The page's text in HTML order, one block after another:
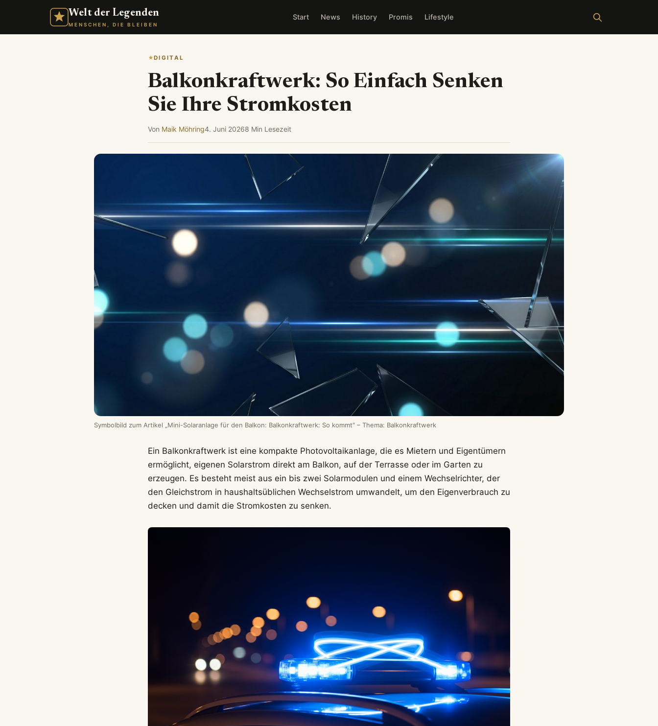
Welt der Legenden
MENSCHEN, DIE BLEIBEN
Start News History Promis Lifestyle
DIGITAL
Balkonkraftwerk: So Einfach Senken
Sie Ihre Stromkosten
Von Maik Möhring4. Juni 20268 Min Lesezeit
Symbolbild zum Artikel „Mini-Solaranlage für den Balkon: Balkonkraftwerk: So kommt" – Thema: Balkonkraftwerk
Ein Balkonkraftwerk ist eine kompakte Photovoltaikanlage, die es Mietern und Eigentümern
ermöglicht, eigenen Solarstrom direkt am Balkon, auf der Terrasse oder im Garten zu
erzeugen. Es besteht meist aus ein bis zwei Solarmodulen und einem Wechselrichter, der
den Gleichstrom in haushaltsüblichen Wechselstrom umwandelt, um den Eigenverbrauch zu
decken und damit die Stromkosten zu senken.